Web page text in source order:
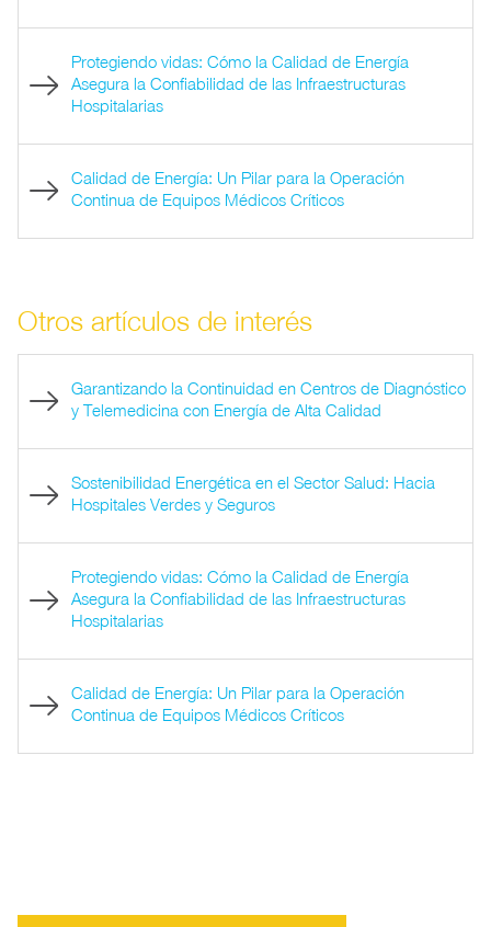
Protegiendo vidas: Cómo la Calidad de Energía
Asegura la Confiabilidad de las Infraestructuras
Hospitalarias
Calidad de Energía: Un Pilar para la Operación
Continua de Equipos Médicos Críticos
Otros artículos de interés
Garantizando la Continuidad en Centros de Diagnóstico
y Telemedicina con Energía de Alta Calidad
Sostenibilidad Energética en el Sector Salud: Hacia
Hospitales Verdes y Seguros
Protegiendo vidas: Cómo la Calidad de Energía
Asegura la Confiabilidad de las Infraestructuras
Hospitalarias
Calidad de Energía: Un Pilar para la Operación
Continua de Equipos Médicos Críticos